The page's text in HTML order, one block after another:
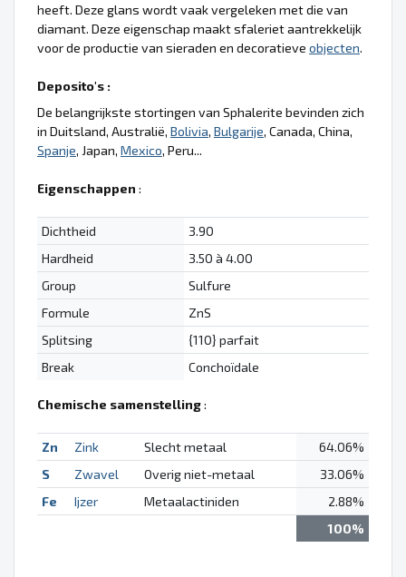
heeft. Deze glans wordt vaak vergeleken met die van
diamant. Deze eigenschap maakt sfaleriet aantrekkelijk
voor de productie van sieraden en decoratieve objecten.
Deposito's :
De belangrijkste stortingen van Sphalerite bevinden zich
in Duitsland, Australië, Bolivia, Bulgarije, Canada, China,
Spanje, Japan, Mexico, Peru...
Eigenschappen :
Dichtheid
3.90
Hardheid
3.50 à 4.00
Group
Sulfure
Formule
ZnS
Splitsing
{110} parfait
Break
Conchoïdale
Chemische samenstelling:
Zn Zink Slecht metaal
64.06%
S
Zwavel Overig niet-metaal
33.06%
Fe
Ijzer Metaalactiniden
2.88%
100%